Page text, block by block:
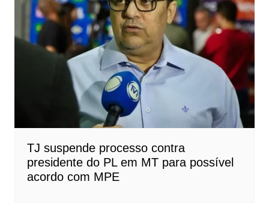
TJ suspende processo contra
presidente do PL em MT para possível
acordo com MPE